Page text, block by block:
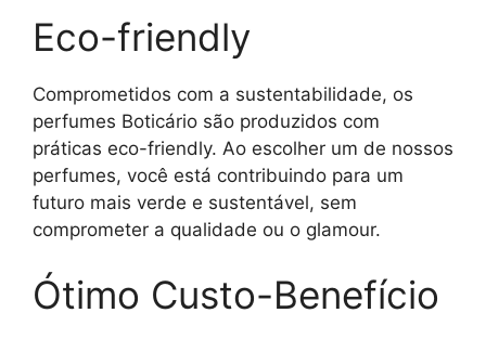
Eco-friendly
Comprometidos com a sustentabilidade, os
perfumes Boticário são produzidos com
práticas eco-friendly. Ao escolher um de nossos
perfumes, você está contribuindo para um
futuro mais verde e sustentável, sem
comprometer a qualidade ou o glamour.
Ótimo Custo-Benefício